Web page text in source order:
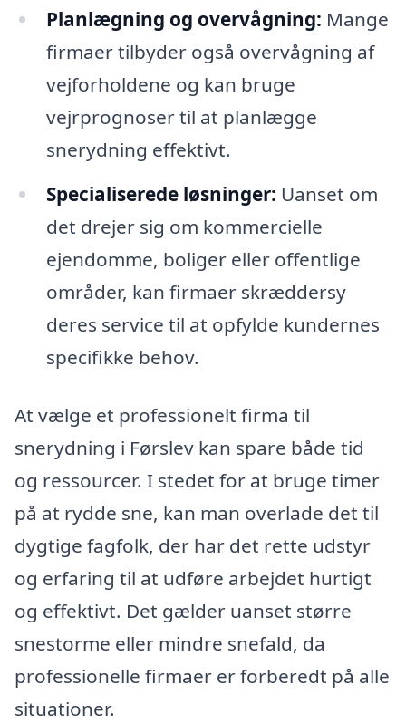
Planlægning og overvågning: Mange
firmaer tilbyder også overvågning af
vejforholdene og kan bruge
vejrprognoser til at planlægge
snerydning effektivt.
Specialiserede løsninger: Uanset om
det drejer sig om kommercielle
ejendomme, boliger eller offentlige
områder, kan firmaer skræddersy
deres service til at opfylde kundernes
specifikke behov.
At vælge et professionelt firma til
snerydning i Førslev kan spare både tid
og ressourcer. I stedet for at bruge timer
på at rydde sne, kan man overlade det til
dygtige fagfolk, der har det rette udstyr
og erfaring til at udføre arbejdet hurtigt
og effektivt. Det gælder uanset større
snestorme eller mindre snefald, da
professionelle firmaer er forberedt på alle
situationer.